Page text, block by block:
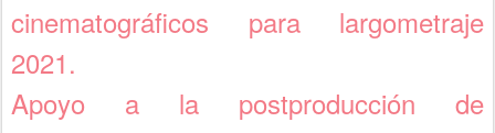
cinematográficos para largometraje
2021.
Apoyo a la postproducción de